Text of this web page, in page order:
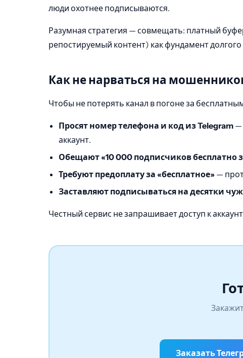
люди охотнее подписываются.
Разумная стратегия — совмещать: платный
репостируемый контент) как фундамент
Как не нарваться на
Чтобы не потерять канал в погоне за
Просят номер телефона и код из Telegram —
аккаунт.
Обещают «10 000 подписчиков бесплатно
Требуют предоплату за «бесплатное» —
Заставляют подписываться на десятки
Честный сервис не запрашивает доступ к
Заказать